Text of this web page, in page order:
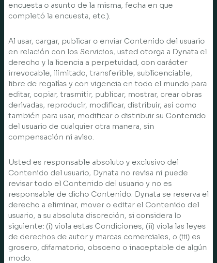
encuesta o asunto de la misma, fecha en que
completó la encuesta, etc.).
Al usar, cargar, publicar o enviar Contenido del usuario
en relación con los Servicios, usted otorga a Dynata el
derecho y la licencia a perpetuidad, con carácter
irrevocable, ilimitado, transferible, sublicenciable,
libre de regalías y con vigencia en todo el mundo para
editar, copiar, trasmitir, publicar, mostrar, crear obras
derivadas, reproducir, modificar, distribuir, así como
también para usar, modificar o distribuir su Contenido
del usuario de cualquier otra manera, sin
compensación ni aviso.
Usted es responsable absoluto y exclusivo del
Contenido del usuario, Dynata no revisa ni puede
revisar todo el Contenido del usuario y no es
responsable de dicho Contenido. Dynata se reserva el
derecho a eliminar, mover o editar el Contenido del
usuario, a su absoluta discreción, si considera lo
siguiente: (i) viola estas Condiciones, (ii) viola las leyes
de derechos de autor y marcas comerciales, o (iii) es
grosero, difamatorio, obsceno o inaceptable de algún
modo.